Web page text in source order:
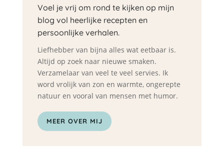
Voel je vrij om rond te kijken op mijn
blog vol heerlijke recepten en
persoonlijke verhalen.
Liefhebber van bijna alles wat eetbaar is.
Altijd op zoek naar nieuwe smaken.
Verzamelaar van veel te veel servies. Ik
word vrolijk van zon en warmte, ongerepte
natuur en vooral van mensen met humor.
MEER OVER MIJ